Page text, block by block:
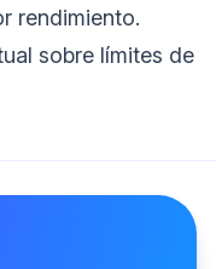
rendimiento.
sobre límites de